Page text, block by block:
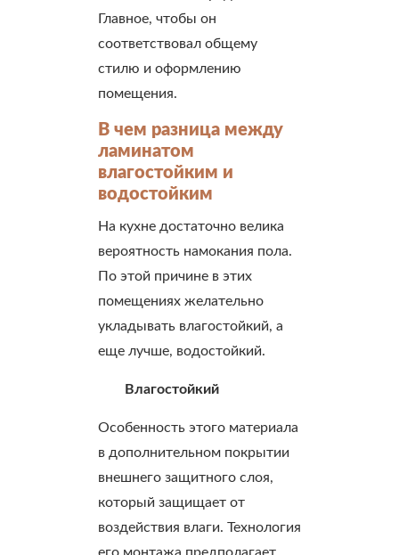
Главное, чтобы он
соответствовал общему
стилю и оформлению
помещения.
В чем разница между
ламинатом
влагостойким и
водостойким
На кухне достаточно велика
вероятность намокания пола.
По этой причине в этих
помещениях желательно
укладывать влагостойкий, а
еще лучше, водостойкий.
Влагостойкий
Особенность этого материала
в дополнительном покрытии
внешнего защитного слоя,
который защищает от
воздействия влаги. Технология